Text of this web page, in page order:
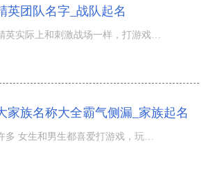
英团队名字_战队起名
家族名称大全霸气侧漏_家族起名